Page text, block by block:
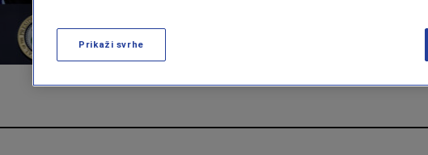
Prikaži svrhe